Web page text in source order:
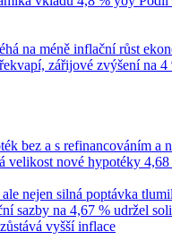
na méně inflační růst
zářijové zvýšení na 4
bez a s refinancováním a
velikost nové hypotéky
nejen silná poptávka
sazby na 4,67 % udržel
vyšší inflace